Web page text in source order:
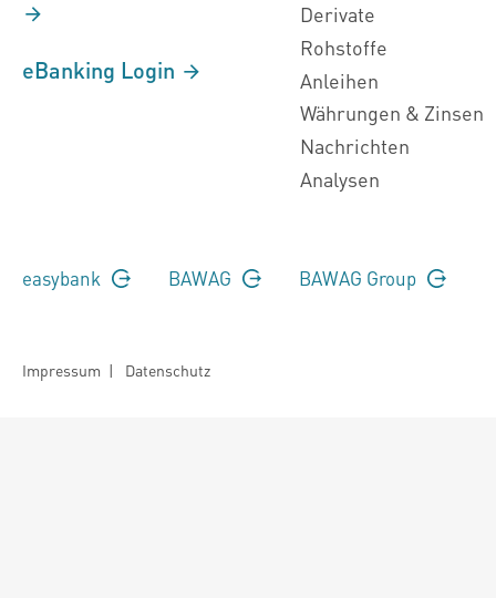
eBanking Login
Derivate
Rohstoffe
Anleihen
Währungen & Zinsen
Nachrichten
Analysen
easybank BAWAG BAWAG Group
Impressum | Datenschutz